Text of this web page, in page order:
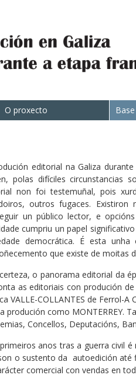
O proxecto
editorial na Galiza
polas difíciles circunstancias
non foi testemuñal, pois
outros fugaces.
un público lector, e
cumpriu un papel
democrática. É esta
que existe de moitas
o panorama editorial da
as editoriais con produción
VALLE-COLLANTES de Ferrol-
produción como MONTERREY.
Concellos, Deputacións,
anos tras a guerra civil
o sustento da autoedición até
comercial con vendas en